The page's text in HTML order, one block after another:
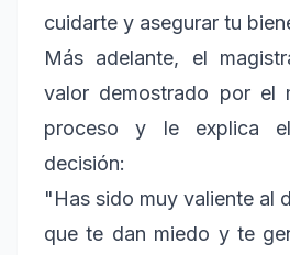
cuidarte y asegurar tu
Más adelante, el
valor demostrado por el
proceso y le explica
decisión:
"Has sido muy valiente al
que te dan miedo y te